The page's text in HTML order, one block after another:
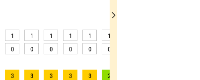
1 1 1 1 1 1
0 0 0 0 0 0
3 3 3 3 3 2